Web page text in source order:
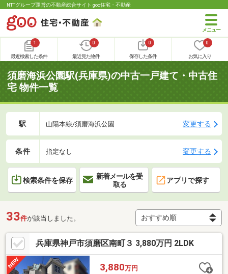
NTTグループ運営の不動産総合サイト goo住宅・不動産
1
最近検索した条件
0
最近見た物件
0
保存した条件
0
お気に入り
須磨海浜公園駅(兵庫県)の中古一戸建て・中古住
宅 物件一覧
駅 山陽本線/須磨海浜公園 変更する
条件 指定なし 変更する
検索条件を保存
新着メールを受
取る
アプリで探す
33件が該当しました。
兵庫県神戸市須磨区南町３ 3,880万円 2LDK
3,880万円